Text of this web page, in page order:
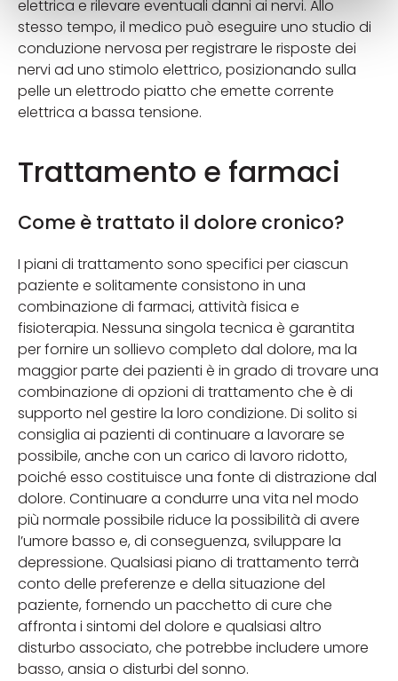
elettrica e rilevare eventuali danni ai nervi. Allo
stesso tempo, il medico può eseguire uno studio di
conduzione nervosa per registrare le risposte dei
nervi ad uno stimolo elettrico, posizionando sulla
pelle un elettrodo piatto che emette corrente
elettrica a bassa tensione.
Trattamento e farmaci
Come è trattato il dolore cronico?
I piani di trattamento sono specifici per ciascun
paziente e solitamente consistono in una
combinazione di farmaci, attività fisica e
fisioterapia. Nessuna singola tecnica è garantita
per fornire un sollievo completo dal dolore, ma la
maggior parte dei pazienti è in grado di trovare una
combinazione di opzioni di trattamento che è di
supporto nel gestire la loro condizione. Di solito si
consiglia ai pazienti di continuare a lavorare se
possibile, anche con un carico di lavoro ridotto,
poiché esso costituisce una fonte di distrazione dal
dolore. Continuare a condurre una vita nel modo
più normale possibile riduce la possibilità di avere
l’umore basso e, di conseguenza, sviluppare la
depressione. Qualsiasi piano di trattamento terrà
conto delle preferenze e della situazione del
paziente, fornendo un pacchetto di cure che
affronta i sintomi del dolore e qualsiasi altro
disturbo associato, che potrebbe includere umore
basso, ansia o disturbi del sonno.